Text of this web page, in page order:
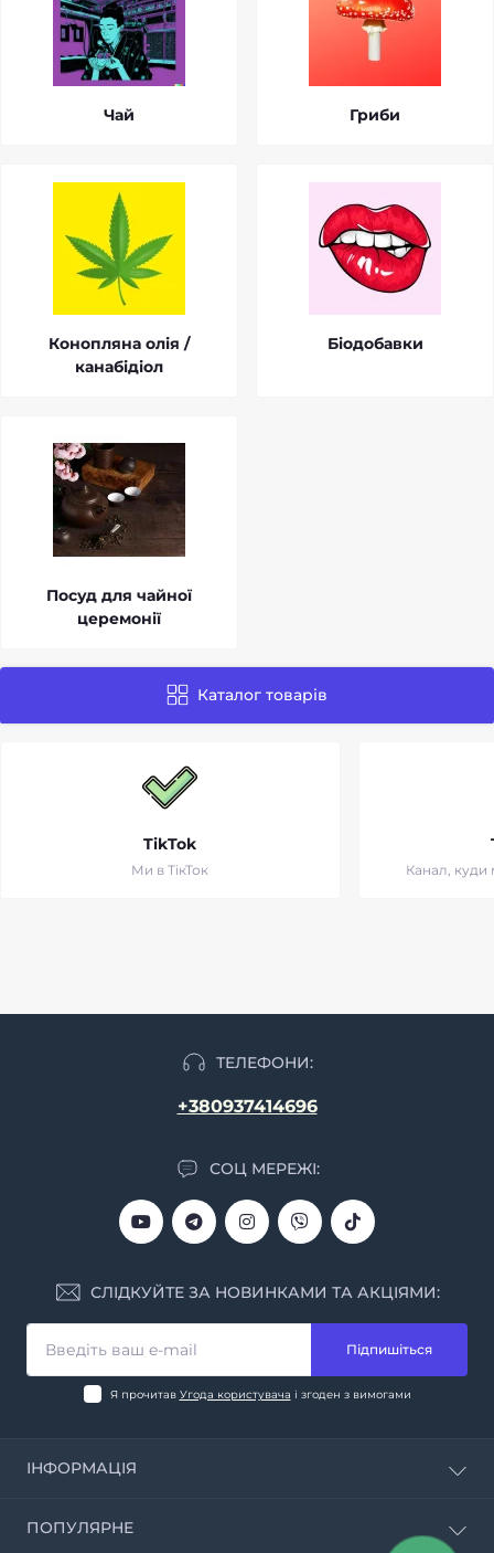
Чай Гриби
Конопляна олія /
канабідіол
Біодобавки
Посуд для чайної
церемонії
Каталог товарів
TikTok
Ми в ТікТок Канал,
ТЕЛЕФОНИ:
+380937414696
СОЦ МЕРЕЖІ:
СЛІДКУЙТЕ ЗА НОВИНКАМИ ТА АКЦІЯМИ:
Підпишіться
Я прочитав Угода користувача і згоден з вимогами
ІНФОРМАЦІЯ
Про магазин
ПОПУЛЯРНЕ